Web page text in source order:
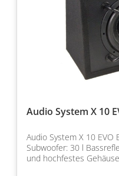
Audio System X 10
Audio System X 10 EVO
Subwoofer: 30 l
und hochfestes